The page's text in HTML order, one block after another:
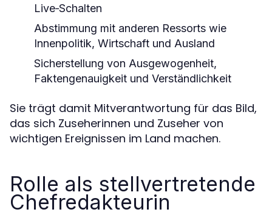
Live‑Schalten
Abstimmung mit anderen Ressorts wie
Innenpolitik, Wirtschaft und Ausland
Sicherstellung von Ausgewogenheit,
Faktengenauigkeit und Verständlichkeit
Sie trägt damit Mitverantwortung für das Bild,
das sich Zuseherinnen und Zuseher von
wichtigen Ereignissen im Land machen.
Rolle als stellvertretende
Chefredakteurin